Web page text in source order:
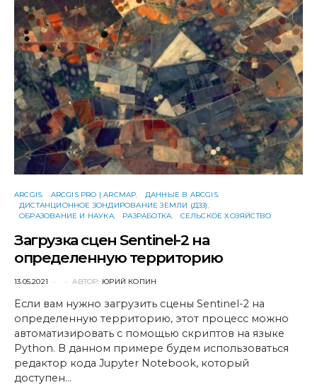
ARCGIS ARCGIS PRO | ARCMAP
ДАННЫЕ В ARCGIS
ДИСТАНЦИОННОЕ ЗОНДИРОВАНИЕ ЗЕМЛИ (ДЗЗ)
ОБРАЗОВАНИЕ И НАУКА
РАЗРАБОТКА СЕЛЬСКОЕ ХОЗЯЙСТВО
Загрузка сцен Sentinel-2 на
определенную территорию
POSTED
13.05.2021 АВТОР: ЮРИЙ КОПИН
Если вам нужно загрузить сцены Sentinel-2 на
определенную территорию, этот процесс можно
автоматизировать с помощью скриптов на языке
Python. В данном примере будем использоваться
редактор кода Jupyter Notebook, который
доступен…